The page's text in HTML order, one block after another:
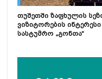
თუშეთში ზაფხულის
ვიზიტორების
სასტუმრო „გონთა“